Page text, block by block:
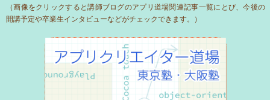
（画像をクリックすると講師ブログのアプリ道場関連記事一覧にとび、今後の
開講予定や卒業生インタビューなどがチェックできます。）